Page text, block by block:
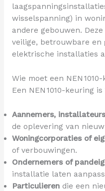
wisselspanning) in
andere gebouwen.
veilige, betrouwbare en
elektrische installaties
Wie moet een NEN
Een NEN 1010-keuring is
Aannemers,
de oplevering van
Woningcorporaties of
of verbouwingen.
Ondernemers of
installatie laten
Particulierendie een